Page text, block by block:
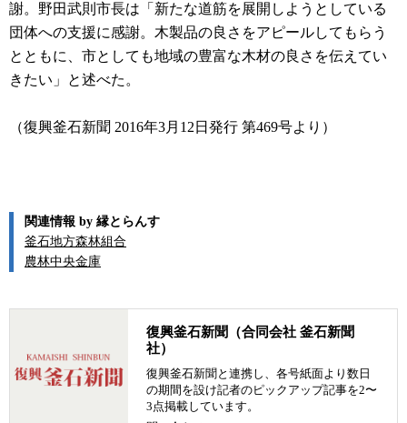
謝。野田武則市長は「新たな道筋を展開しようとしている
団体への支援に感謝。木製品の良さをアピールしてもらう
とともに、市としても地域の豊富な木材の良さを伝えてい
きたい」と述べた。
（復興釜石新聞 2016年3月12日発行 第469号より）
関連情報 by 縁とらんす
釜石地方森林組合
農林中央金庫
復興釜石新聞（合同会社 釜石新聞
社）
復興釜石新聞と連携し、各号紙面より数日
の期間を設け記者のピックアップ記事を2〜
3点掲載しています。